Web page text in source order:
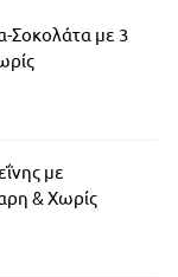
με 3
με
& Χωρίς